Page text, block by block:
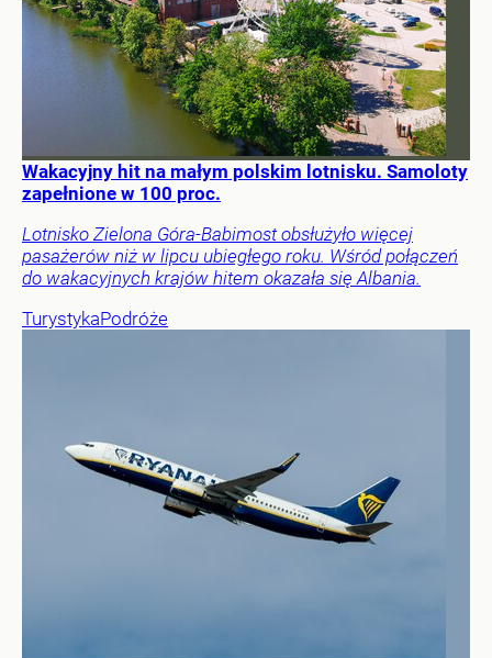
Wakacyjny hit na małym polskim lotnisku. Samoloty
zapełnione w 100 proc.
Lotnisko Zielona Góra-Babimost obsłużyło więcej
pasażerów niż w lipcu ubiegłego roku. Wśród połączeń
do wakacyjnych krajów hitem okazała się Albania.
TurystykaPodróże